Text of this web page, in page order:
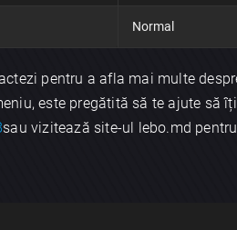
Normal
pentru a afla mai multe
este pregătită să te ajute să
sau vizitează site-ul lebo.md
×